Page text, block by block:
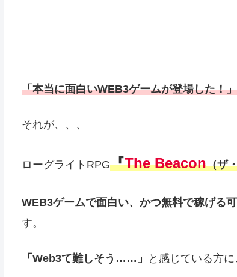
「本当に面白いWEB3ゲームが登場した！」
それが、、、
ローグライトRPG『The Beacon（ザ
WEB3ゲームで面白い、かつ無料で稼げる
す。
「Web3て難しそう……」 と感じている方